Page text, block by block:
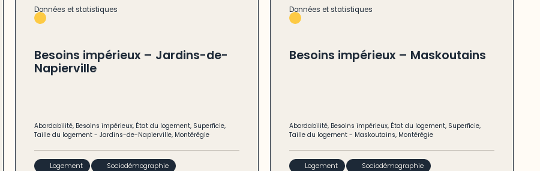
Données et statistiques
Besoins impérieux – Jardins-de-
Napierville
Abordabilité, Besoins impérieux, État du logement, Superficie,
Taille du logement- Jardins-de-Napierville, Montérégie
Logement Sociodémographie
Données et statistiques
Besoins impérieux – Maskoutains
Abordabilité, Besoins impérieux, État du logement, Superficie,
Taille du logement- Maskoutains, Montérégie
Logement Sociodémographie